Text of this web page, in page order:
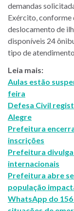
demandas
Exército, conforme
deslocamento de
disponíveis 24
tipo de atendimento.
Leia mais:
Aulas estão
feira
Defesa Civil
Alegre
Prefeitura
inscrições
Prefeitura
internacionais
Prefeitura abre
população
WhatsApp do